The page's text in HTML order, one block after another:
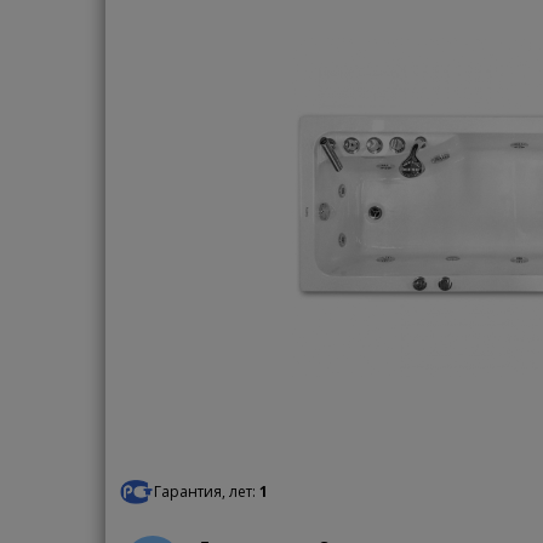
Гарантия, лет: 1